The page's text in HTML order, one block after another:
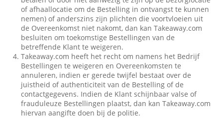
of afhaallocatie om de Bestelling in ontvangst te kunnen
nemen) of anderszins zijn plichten die voortvloeien uit
de Overeenkomst niet nakomt, dan kan Takeaway.com
besluiten om toekomstige Bestellingen van de
betreffende Klant te weigeren.
Takeaway.com heeft het recht om namens het Bedrijf
Bestellingen te weigeren en Overeenkomsten te
annuleren, indien er gerede twijfel bestaat over de
juistheid of authenticiteit van de Bestelling of de
contactgegevens. Indien de Klant schijnbaar valse of
frauduleuze Bestellingen plaatst, dan kan Takeaway.com
hiervan aangifte doen bij de politie.